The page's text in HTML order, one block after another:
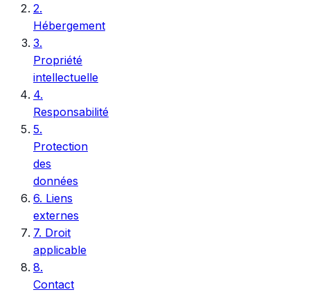
2.
Hébergement
3.
Propriété
intellectuelle
4.
Responsabilité
5.
Protection
des
données
6. Liens
externes
7. Droit
applicable
8.
Contact